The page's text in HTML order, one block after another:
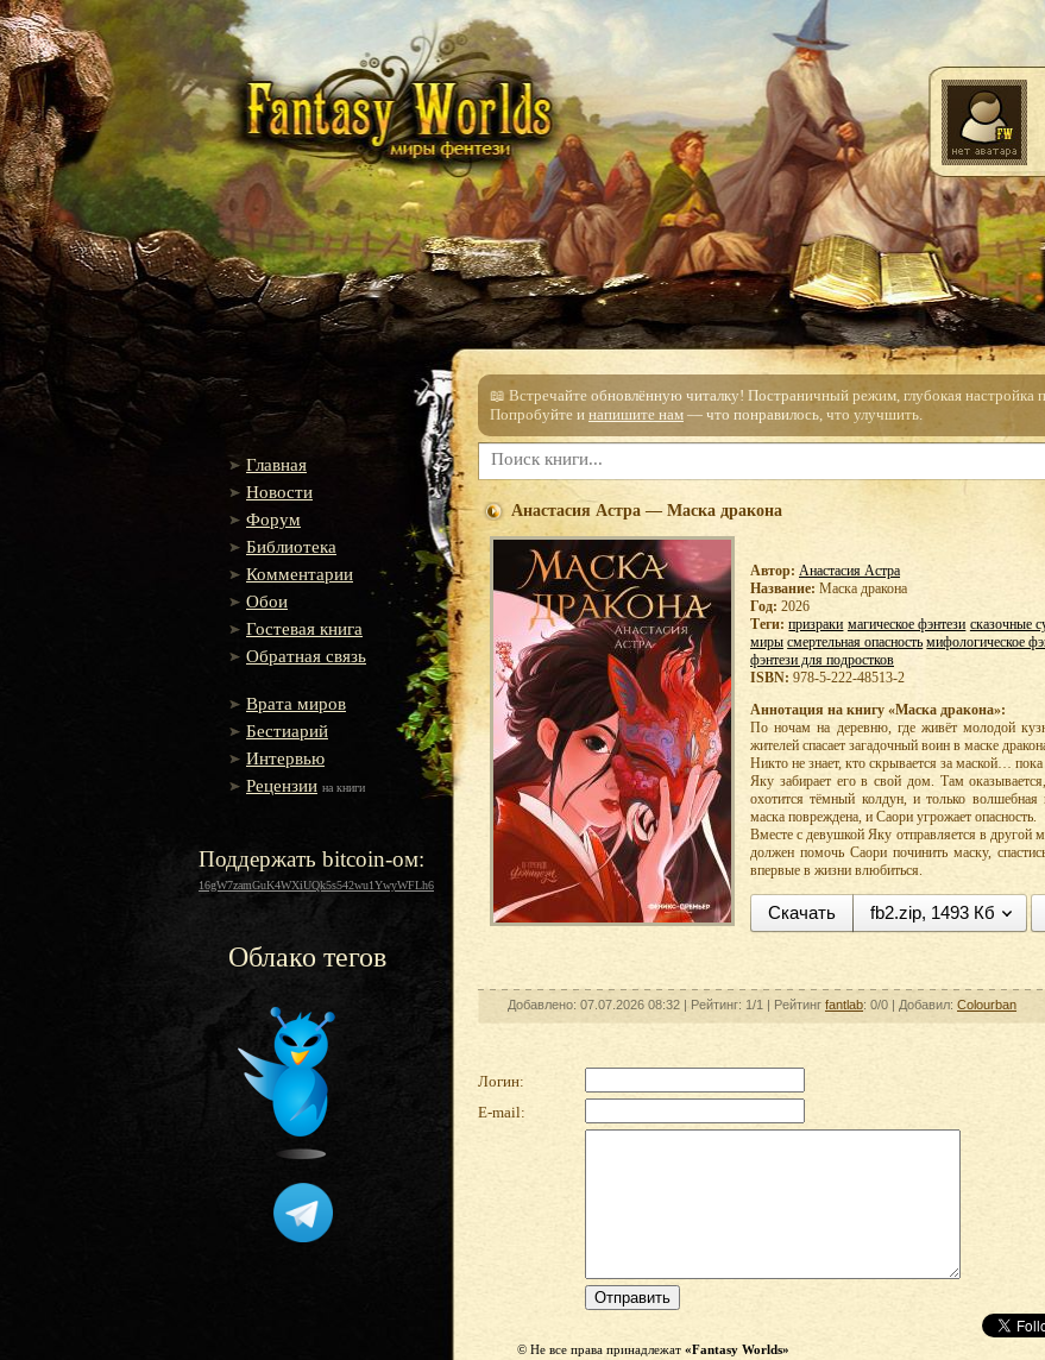
Главная
Новости
Форум
Библиотека
Комментарии
Обои
Гостевая книга
Обратная связь
Врата миров
Бестиарий
Интервью
Рецензии на книги
Поддержать bitcoin-ом:
16gW7zamGuK4WXiUQk5s542wu1YwyWFLh6
Облако тегов
📖 Встречайте обновлённую читалку! Постраничный режим, глубокая настройка
Попробуйте и напишите нам — что понравилось, что улучшить.
Анастасия Астра — Маска дракона
Автор: Анастасия Астра
Название: Маска дракона
Год: 2026
Теги: призраки магическое фэнтези сказочные
миры смертельная опасность мифологическое
фэнтези для подростков
ISBN: 978-5-222-48513-2
Аннотация на книгу «Маска дракона»:
По ночам на деревню, где живёт молодой
жителей спасает загадочный воин в маске
Никто не знает, кто скрывается за маской…
Яку забирает его в свой дом. Там
охотится тёмный колдун, и только
маска повреждена, и Саори угрожает опасность.
Вместе с девушкой Яку отправляется в
должен помочь Саори починить маску,
впервые в жизни влюбиться.
Скачать fb2.zip, 1493 Кб
Добавлено: 07.07.2026 08:32 | Рейтинг: 1/1 | Рейтинг fantlab: 0/0 | Добавил: Colourban
Логин:
E-mail:
© Не все права принадлежат «Fantasy Worlds»